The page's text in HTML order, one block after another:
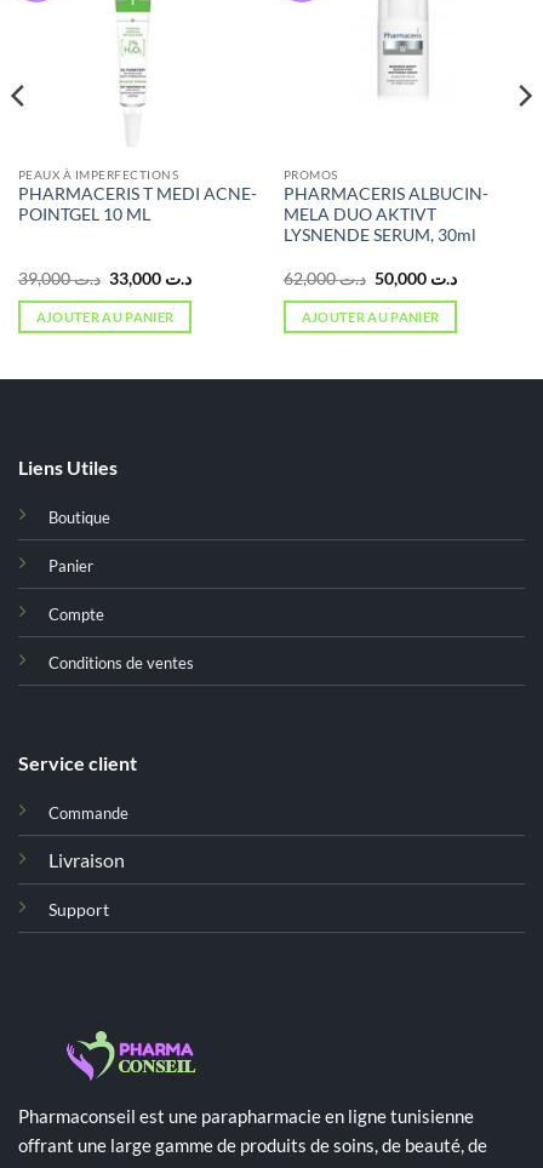
PEAUX À IMPERFECTIONS
PHARMACERIS T MEDI ACNE-
POINTGEL 10 ML
د.ت39,000
Le
prix
initial
était :
د.ت 33,000
Le
AJOUTER AU PANIER
PROMOS
PHARMACERIS ALBUCIN-
MELA DUO AKTIVT
LYSNENDE SERUM, 30ml
د.ت62,000
Le
prix
initial
était :
د.ت 50,000
Le
AJOUTER AU PANIER
Liens Utiles
Boutique
Panier
Compte
Conditions de ventes
Service client
Commande
Livraison
Support
Pharmaconseil est une parapharmacie en ligne tunisienne
offrant une large gamme de produits de soins, de beauté, de